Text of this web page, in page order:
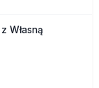
Własną